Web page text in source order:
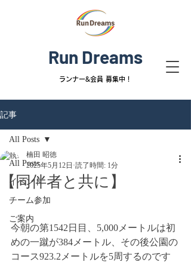
ランナー&会員 募集中！
Run Dreams
記事
All Posts
イベント
チーム参加
ご案内
All Posts
【同伴者と共に】
楠田 昭徳
2025年5月12日 読了時間: 1分
今朝の第1542日目、5,000メートルは初
めの一蹴が384メートル、その後公園の
コース923.2メートルを5周するのです